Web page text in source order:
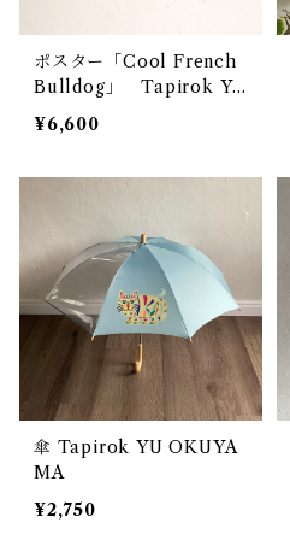
ポスター「Cool French
Bulldog」 Tapirok YU
OKUYAMA
¥6,600
傘 Tapirok YU OKUYA
MA
¥2,750